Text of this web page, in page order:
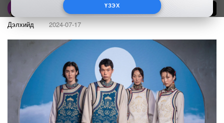
ҮЗЭХ 2622
Дэлхийд 2024-07-17